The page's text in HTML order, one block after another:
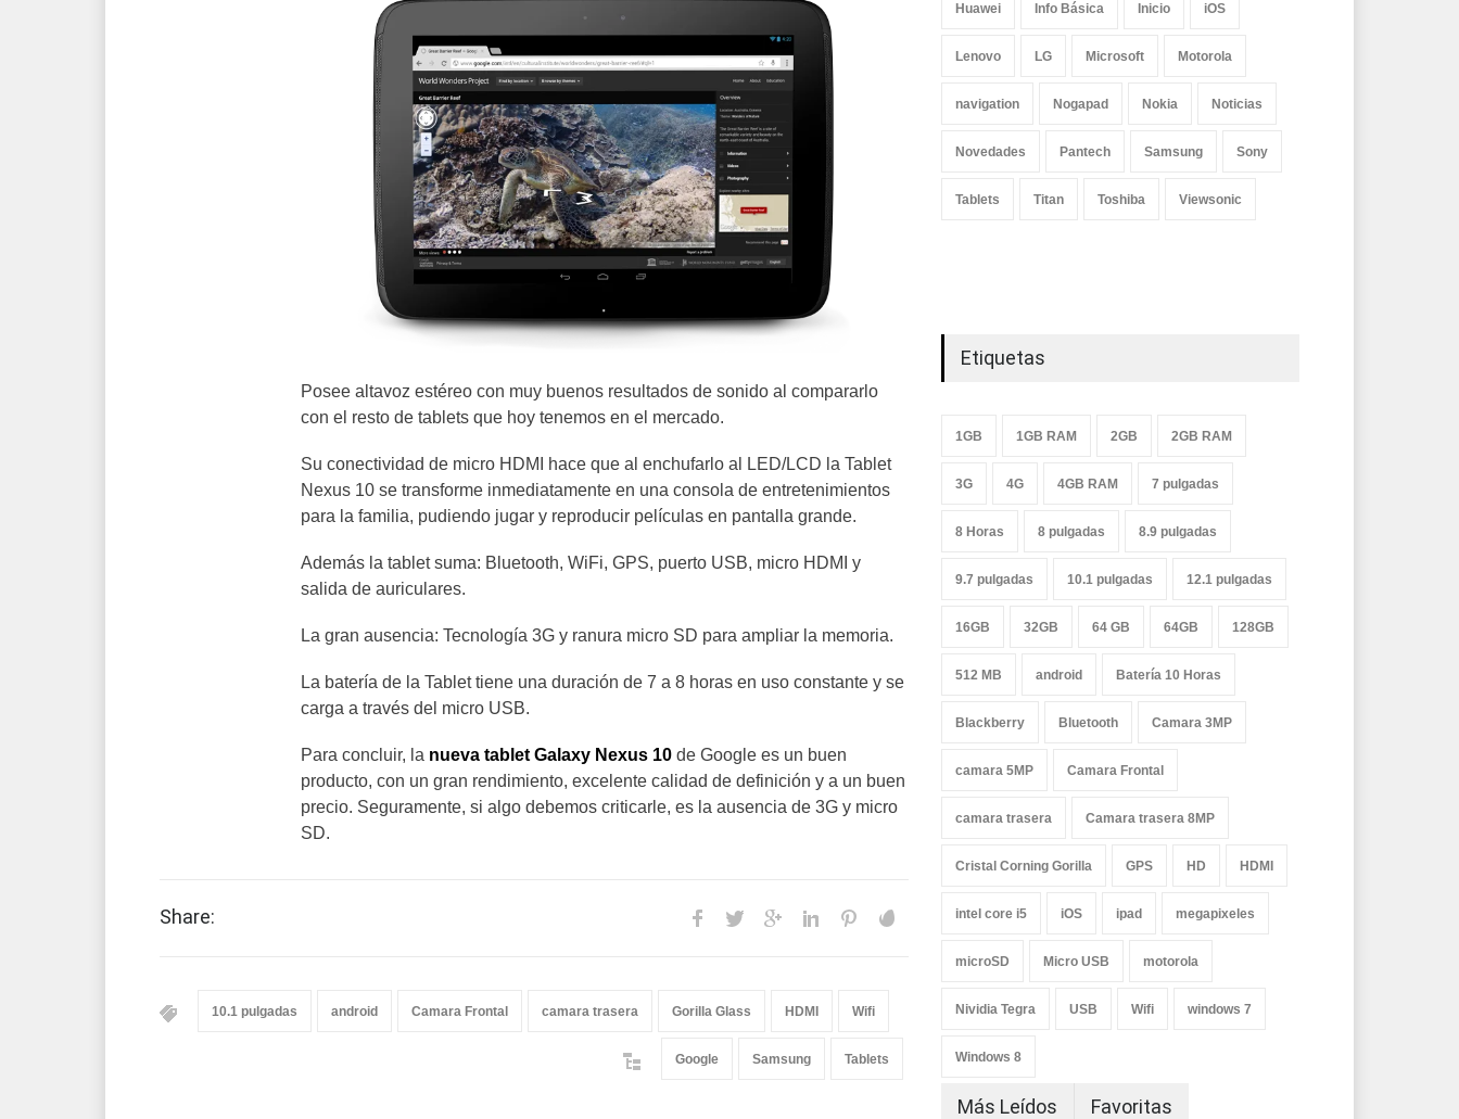
Posee altavoz estéreo con muy buenos resultados de sonido al compararlo
con el resto de tablets que hoy tenemos en el mercado.
Su conectividad de micro HDMI hace que al enchufarlo al LED/LCD la Tablet
Nexus 10 se transforme inmediatamente en una consola de entretenimientos
para la familia, pudiendo jugar y reproducir películas en pantalla grande.
Además la tablet suma: Bluetooth, WiFi, GPS, puerto USB, micro HDMI y
salida de auriculares.
La gran ausencia: Tecnología 3G y ranura micro SD para ampliar la memoria.
La batería de la Tablet tiene una duración de 7 a 8 horas en uso constante y se
carga a través del micro USB.
Para concluir, la nueva tablet Galaxy Nexus 10 de Google es un buen
producto, con un gran rendimiento, excelente calidad de definición y a un buen
precio. Seguramente, si algo debemos criticarle, es la ausencia de 3G y micro
SD.
Share:
10.1 pulgadas android Camara Frontal camara trasera Gorilla Glass HDMI Wifi
Google Samsung Tablets
Huawei Info Básica Inicio iOS
Lenovo LG Microsoft Motorola
navigation Nogapad Nokia Noticias
Novedades Pantech Samsung Sony
Tablets Titan Toshiba Viewsonic
Etiquetas
1GB 1GB RAM 2GB 2GB RAM
3G 4G 4GB RAM 7 pulgadas
8 Horas 8 pulgadas 8.9 pulgadas
9.7 pulgadas 10.1 pulgadas 12.1 pulgadas
16GB 32GB 64 GB 64GB 128GB
512 MB android Batería 10 Horas
Blackberry Bluetooth Camara 3MP
camara 5MP Camara Frontal
camara trasera Camara trasera 8MP
Cristal Corning Gorilla GPS HD HDMI
intel core i5 iOS ipad megapixeles
microSD Micro USB motorola
Nividia Tegra USB Wifi windows 7
Windows 8
Más Leídos Favoritas